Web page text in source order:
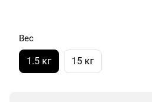
Вес
1.5 кг 15 кг